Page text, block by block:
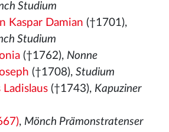
Studium
Kaspar Damian (†1701),
Studium
(†1762), Nonne
(†1708), Studium
Ladislaus(†1743), Kapuziner
, Mönch Prämonstratenser